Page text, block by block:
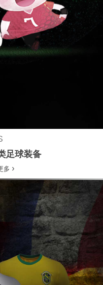
足球装备
多 ›